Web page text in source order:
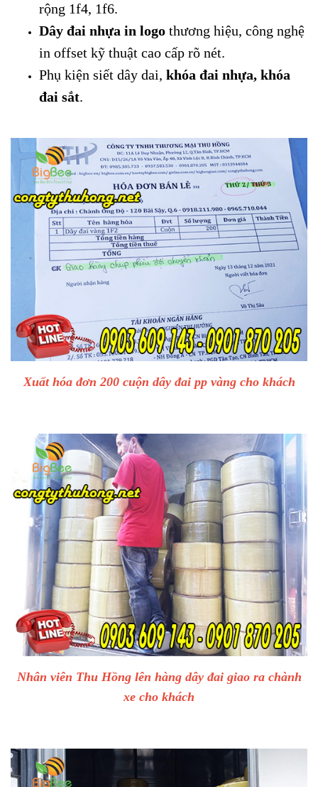
rộng 1f4, 1f6.
Dây đai nhựa in logo thương hiệu, công nghệ
in offset kỹ thuật cao cấp rõ nét.
Phụ kiện siết dây dai, khóa đai nhựa, khóa
đai sắt.
Xuất hóa đơn 200 cuộn dây đai pp vàng cho khách
Nhân viên Thu Hồng lên hàng dây đai giao ra chành
xe cho khách